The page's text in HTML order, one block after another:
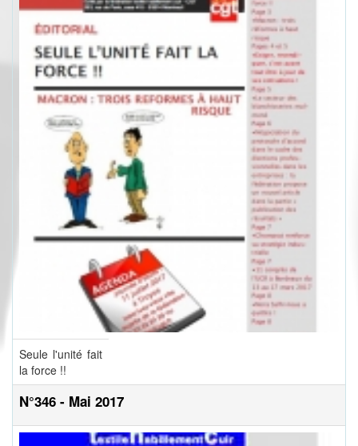
Seule l'unité fait
la force !!
N°346 - Mai 2017